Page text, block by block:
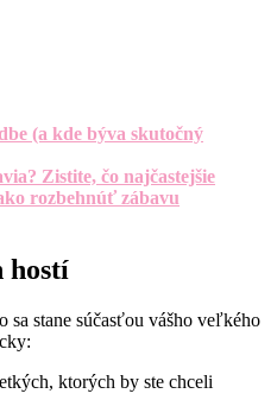
(a kde býva skutočný
Zistite, čo najčastejšie
rozbehnúť zábavu
hostí
stane súčasťou vášho veľkého
ktorých by ste chceli